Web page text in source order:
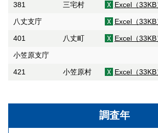
調査年
381 三宅村 Excel（33KB
八丈支庁 Excel（33KB
401 八丈町 Excel（33KB
小笠原支庁
421 小笠原村 Excel（33KB